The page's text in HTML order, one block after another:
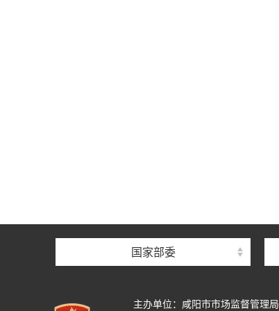
国家部委
主办单位：咸阳市市场监督管理局